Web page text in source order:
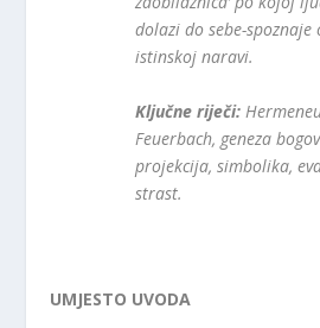
dolazi do sebe-spoznaje
istinskoj naravi.
Ključne riječi:
Feuerbach, geneza
projekcija, simbolika,
strast.
UMJESTO UVODA